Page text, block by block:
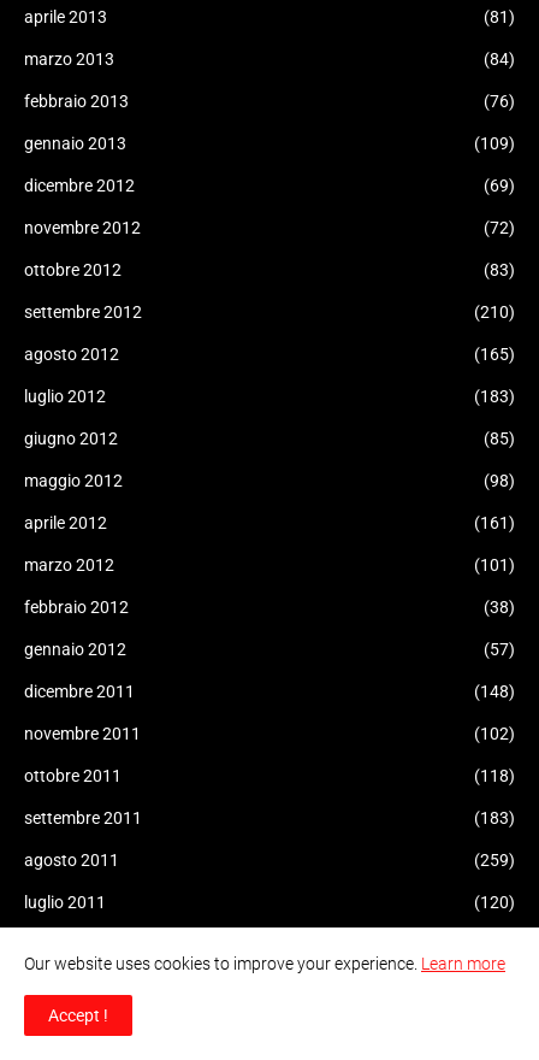
aprile 2013 (81)
marzo 2013 (84)
febbraio 2013 (76)
gennaio 2013 (109)
dicembre 2012 (69)
novembre 2012 (72)
ottobre 2012 (83)
settembre 2012 (210)
agosto 2012 (165)
luglio 2012 (183)
giugno 2012 (85)
maggio 2012 (98)
aprile 2012 (161)
marzo 2012 (101)
febbraio 2012 (38)
gennaio 2012 (57)
dicembre 2011 (148)
novembre 2011 (102)
ottobre 2011 (118)
settembre 2011 (183)
agosto 2011 (259)
luglio 2011 (120)
Our website uses cookies to improve your experience. Learn more
Accept !